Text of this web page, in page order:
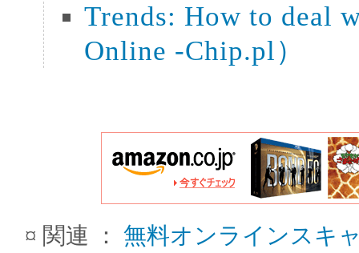
Trends: How to deal
Online -Chip.pl）
¤ 関連 ： 無料オンラインスキ